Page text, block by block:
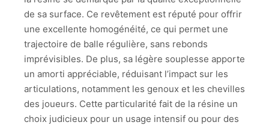
de sa surface. Ce revêtement est réputé pour offrir
une excellente homogénéité, ce qui permet une
trajectoire de balle régulière, sans rebonds
imprévisibles. De plus, sa légère souplesse apporte
un amorti appréciable, réduisant l’impact sur les
articulations, notamment les genoux et les chevilles
des joueurs. Cette particularité fait de la résine un
choix judicieux pour un usage intensif ou pour des